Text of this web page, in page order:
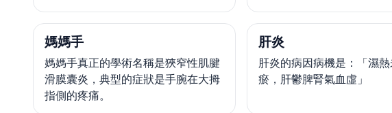
媽媽手
媽媽手真正的學術名稱是狹窄性肌腱
滑膜囊炎，典型的症狀是手腕在大拇
指側的疼痛。
肝炎
肝炎的病因病機是：「濕熱
瘀，肝鬱脾腎氣血虛」